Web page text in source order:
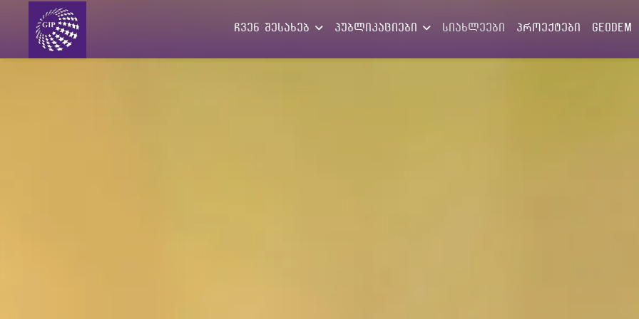
ჩვენ შესახებ პუბლიკაციები სიახლეები პროექტები GEODEM